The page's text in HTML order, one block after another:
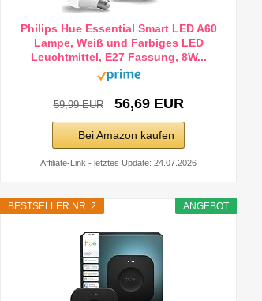
Philips Hue Essential Smart LED A60
Lampe, Weiß und Farbiges LED
Leuchtmittel, E27 Fassung, 8W...
59,99 EUR 56,69 EUR
Bei Amazon kaufen
Affiliate-Link - letztes Update: 24.07.2026
ANGEBOT
BESTSELLER NR. 2